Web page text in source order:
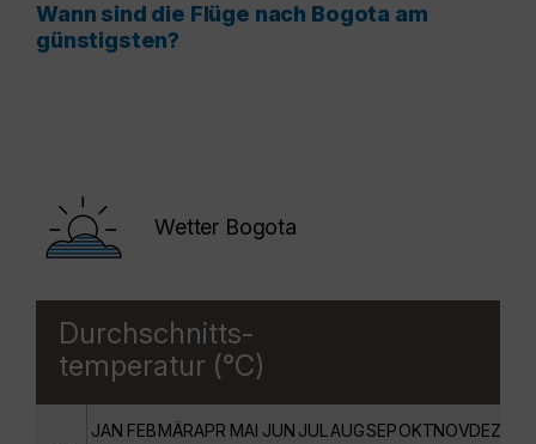
Wann sind die Flüge nach Bogota am
günstigsten?
Wetter Bogota
Durchschnitts-
temperatur (°C)
JAN FEBMÄRAPR MAI JUN JUL AUGSEPOKTNOVDEZ